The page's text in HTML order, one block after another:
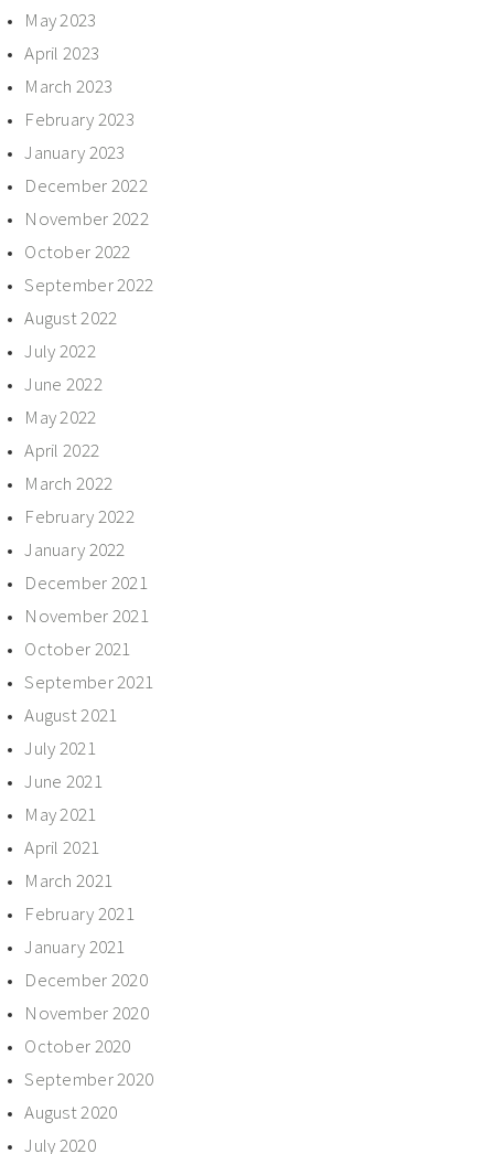
May 2023
April 2023
March 2023
February 2023
January 2023
December 2022
November 2022
October 2022
September 2022
August 2022
July 2022
June 2022
May 2022
April 2022
March 2022
February 2022
January 2022
December 2021
November 2021
October 2021
September 2021
August 2021
July 2021
June 2021
May 2021
April 2021
March 2021
February 2021
January 2021
December 2020
November 2020
October 2020
September 2020
August 2020
July 2020